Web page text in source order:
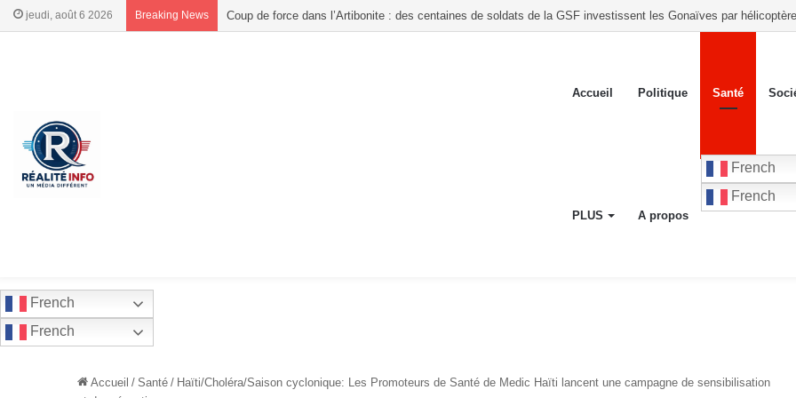
jeudi, août 6 2026 Breaking News Haïti : l’Opposition progressiste lance un « Front du Refus » contre la transition et les élections dans les
Accueil Politique Santé
PLUS A propos
French
French
French
French
Accueil / Santé / Haïti/Choléra/Saison cyclonique: Les Promoteurs de Santé de Medic Haïti lancent une campagne de sensibilisation